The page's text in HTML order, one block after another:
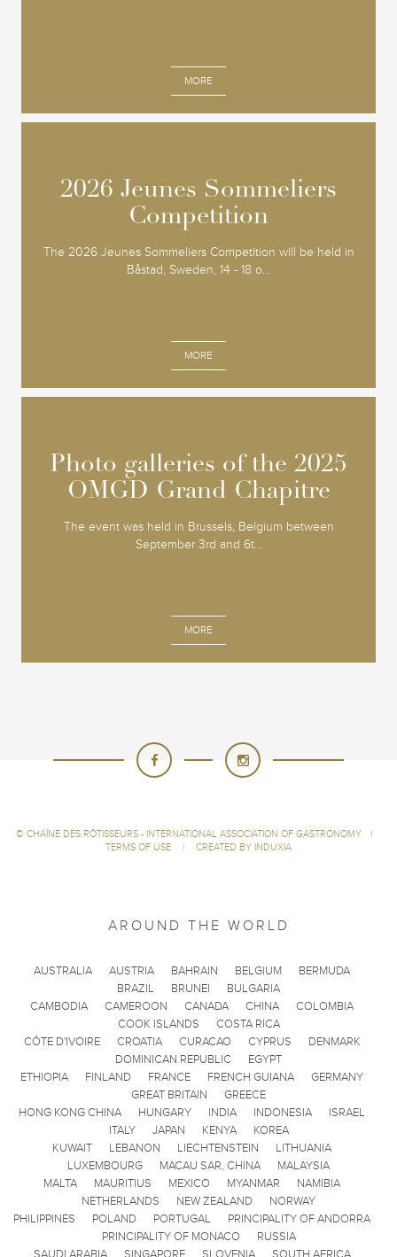
MORE
2026 Jeunes Sommeliers
Competition
The 2026 Jeunes Sommeliers Competition will be held in
Båstad, Sweden, 14 - 18 o...
MORE
2026 Jeunes Sommeliers
Competition
Photo galleries of the 2025
OMGD Grand Chapitre
The event was held in Brussels, Belgium between
September 3rd and 6t...
MORE
Photo galleries of the 2025
OMGD Grand Chapitre
© CHAÎNE DES RÔTISSEURS - INTERNATIONAL ASSOCIATION OF GASTRONOMY
|
TERMS OF USE
| CREATED BY INDUXIA
AROUND THE WORLD
AUSTRALIA AUSTRIA BAHRAIN BELGIUM
BERMUDA
BRAZIL
BRUNEI
BULGARIA
CAMBODIA
CAMEROON CANADA CHINA
COLOMBIA
COOK ISLANDS
COSTA RICA
CÔTE D'IVOIRE
CROATIA CURACAO CYPRUS
DENMARK
DOMINICAN REPUBLIC
EGYPT
ETHIOPIA
FINLAND FRANCE FRENCH GUIANA
GERMANY
GREAT BRITAIN
GREECE
HONG KONG CHINA
HUNGARY INDIA INDONESIA
ISRAEL
ITALY
JAPAN KENYA
KOREA
KUWAIT
LEBANON LIECHTENSTEIN
LITHUANIA
LUXEMBOURG
MACAU SAR, CHINA
MALAYSIA
MALTA
MAURITIUS MEXICO MYANMAR
NAMIBIA
NETHERLANDS
NEW ZEALAND
NORWAY
PHILIPPINES
POLAND PORTUGAL
PRINCIPALITY OF ANDORRA
PRINCIPALITY OF MONACO
RUSSIA